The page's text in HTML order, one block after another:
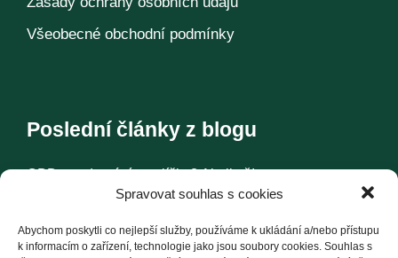
Spravovat souhlas s cookies
Abychom poskytli co nejlepší služby, používáme k ukládání a/nebo přístupu
k informacím o zařízení, technologie jako jsou soubory cookies. Souhlas s
Všeobecné obchodní podmínky
Poslední články z blogu
CBD pro domácí mazlíčky? Ale jistě!